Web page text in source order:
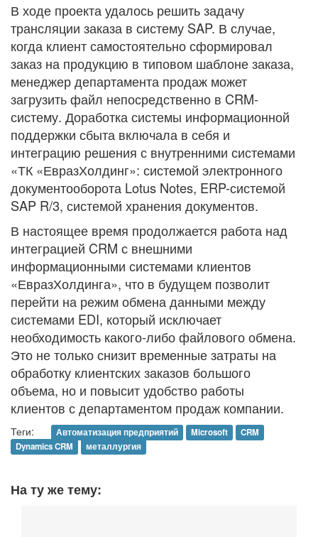
В ходе проекта удалось решить задачу
трансляции заказа в систему SAP. В случае,
когда клиент самостоятельно сформировал
заказ на продукцию в типовом шаблоне заказа,
менеджер департамента продаж может
загрузить файл непосредственно в CRM-
систему. Доработка системы информационной
поддержки сбыта включала в себя и
интеграцию решения с внутренними системами
«ТК «ЕвразХолдинг»: системой электронного
документооборота Lotus Notes, ERP-системой
SAP R/3, системой хранения документов.
В настоящее время продолжается работа над
интеграцией CRM с внешними
информационными системами клиентов
«ЕвразХолдинга», что в будущем позволит
перейти на режим обмена данными между
системами EDI, который исключает
необходимость какого-либо файлового обмена.
Это не только снизит временные затраты на
обработку клиентских заказов большого
объема, но и повысит удобство работы
клиентов с департаментом продаж компании.
Теги: Автоматизация предприятий Microsoft
CRM
Dynamics CRM
металлургия
На ту же тему: